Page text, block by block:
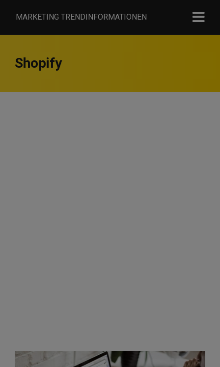
MARKETING TRENDINFORMATIONEN
Shopify